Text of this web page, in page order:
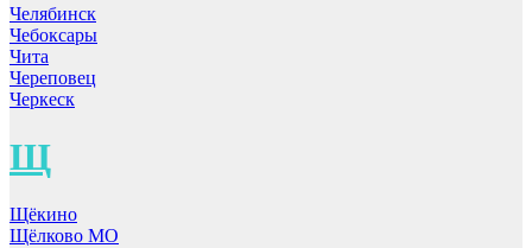
Челябинск
Чебоксары
Чита
Череповец
Черкеск
Щ
Щёкино
Щёлково МО